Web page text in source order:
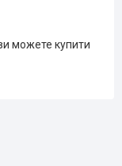
можете купити